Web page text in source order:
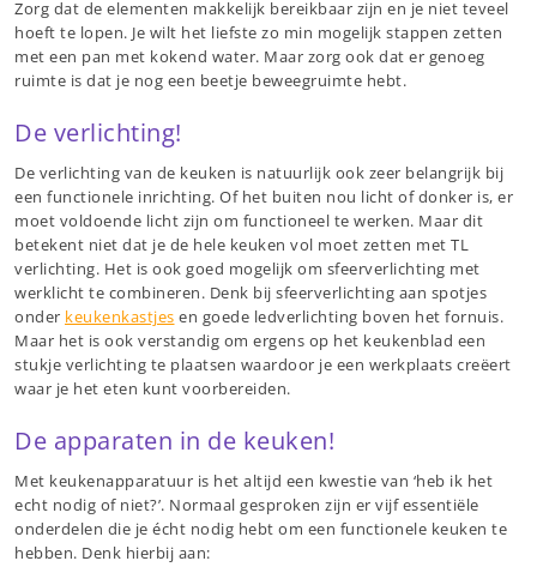
Zorg dat de elementen makkelijk bereikbaar zijn en je niet teveel
hoeft te lopen. Je wilt het liefste zo min mogelijk stappen zetten
met een pan met kokend water. Maar zorg ook dat er genoeg
ruimte is dat je nog een beetje beweegruimte hebt.
De verlichting!
De verlichting van de keuken is natuurlijk ook zeer belangrijk bij
een functionele inrichting. Of het buiten nou licht of donker is, er
moet voldoende licht zijn om functioneel te werken. Maar dit
betekent niet dat je de hele keuken vol moet zetten met TL
verlichting. Het is ook goed mogelijk om sfeerverlichting met
werklicht te combineren. Denk bij sfeerverlichting aan spotjes
onder keukenkastjes en goede ledverlichting boven het fornuis.
Maar het is ook verstandig om ergens op het keukenblad een
stukje verlichting te plaatsen waardoor je een werkplaats creëert
waar je het eten kunt voorbereiden.
De apparaten in de keuken!
Met keukenapparatuur is het altijd een kwestie van ‘heb ik het
echt nodig of niet?’. Normaal gesproken zijn er vijf essentiële
onderdelen die je écht nodig hebt om een functionele keuken te
hebben. Denk hierbij aan: